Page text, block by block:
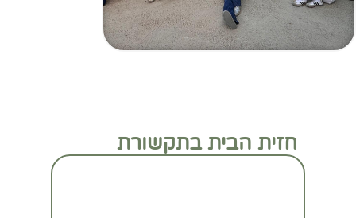
חזית הבית בתקשורת
מעבר לכתבה המלאה